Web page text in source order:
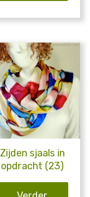
Zijden sjaals in
opdracht (23)